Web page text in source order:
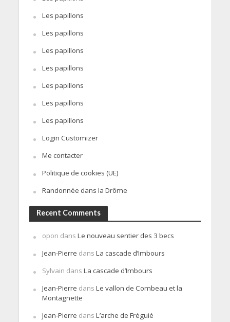
Les papillons
Les papillons
Les papillons
Les papillons
Les papillons
Les papillons
Les papillons
Login Customizer
Me contacter
Politique de cookies (UE)
Randonnée dans la Drôme
Recent Comments
opon dans Le nouveau sentier des 3 becs
Jean-Pierre dans La cascade d’Imbours
Sylvain dans La cascade d’Imbours
Jean-Pierre dans Le vallon de Combeau et la
Montagnette
Jean-Pierre dans L’arche de Fréguié